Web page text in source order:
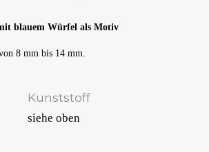
blauem Würfel als Motiv
8 mm bis 14 mm.
Kunststoff
siehe oben